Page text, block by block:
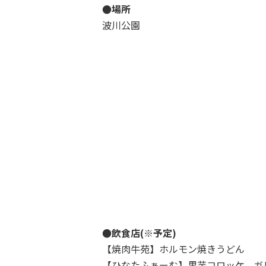
●場所
波川公園
●飲食店(※予定)
【焼肉牛苑】ホルモン焼きうどん